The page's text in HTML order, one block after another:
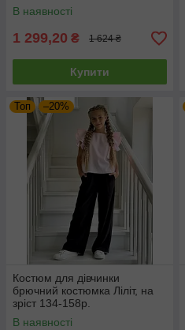
В наявності
1 299,20 ₴ 1 624 ₴
Купити
Топ –20%
Костюм для дівчинки
брючний костюмка Ліліт, на
зріст 134-158р.
В наявності